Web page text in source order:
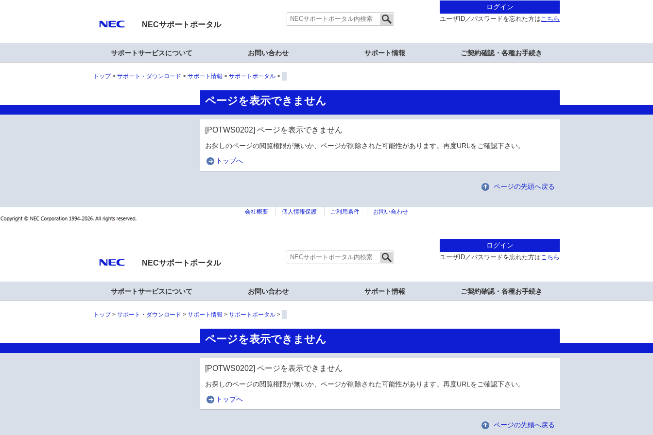
NECサポートポータル
ログイン
ユーザID／パスワードを忘れた方はこちら
サポートサービスについて お問い合わせ サポート情報 ご契約確認・各種お手続き
トップ サポート・ダウンロード サポート情報 サポートポータル
ページを表示できません
[POTWS0202] ページを表示できません
お探しのページの閲覧権限が無いか、ページが削除された可能性があります。再度URLをご確認下さい。
トップへ
ページの先頭へ戻る
会社概要 個人情報保護 ご利用条件 お問い合わせ
NECサポートポータル
ログイン
ユーザID／パスワードを忘れた方はこちら
サポートサービスについて お問い合わせ サポート情報 ご契約確認・各種お手続き
トップ サポート・ダウンロード サポート情報 サポートポータル
ページを表示できません
[POTWS0202] ページを表示できません
お探しのページの閲覧権限が無いか、ページが削除された可能性があります。再度URLをご確認下さい。
トップへ
ページの先頭へ戻る